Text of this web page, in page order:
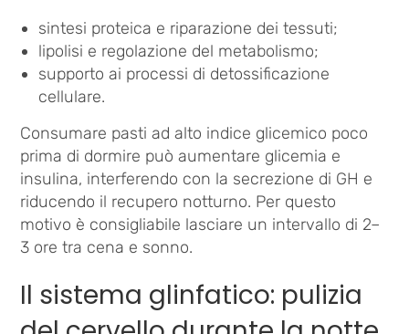
sintesi proteica e riparazione dei tessuti;
lipolisi e regolazione del metabolismo;
supporto ai processi di detossificazione
cellulare.
Consumare pasti ad alto indice glicemico poco
prima di dormire può aumentare glicemia e
insulina, interferendo con la secrezione di GH e
riducendo il recupero notturno. Per questo
motivo è consigliabile lasciare un intervallo di 2–
3 ore tra cena e sonno.
Il sistema glinfatico: pulizia